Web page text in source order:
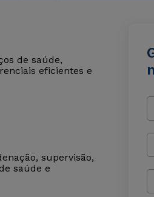
de saúde,
eficientes e
supervisão,
saúde e